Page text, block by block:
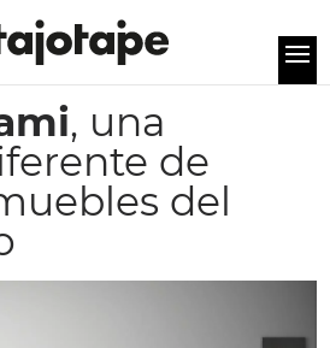
, una
de
del